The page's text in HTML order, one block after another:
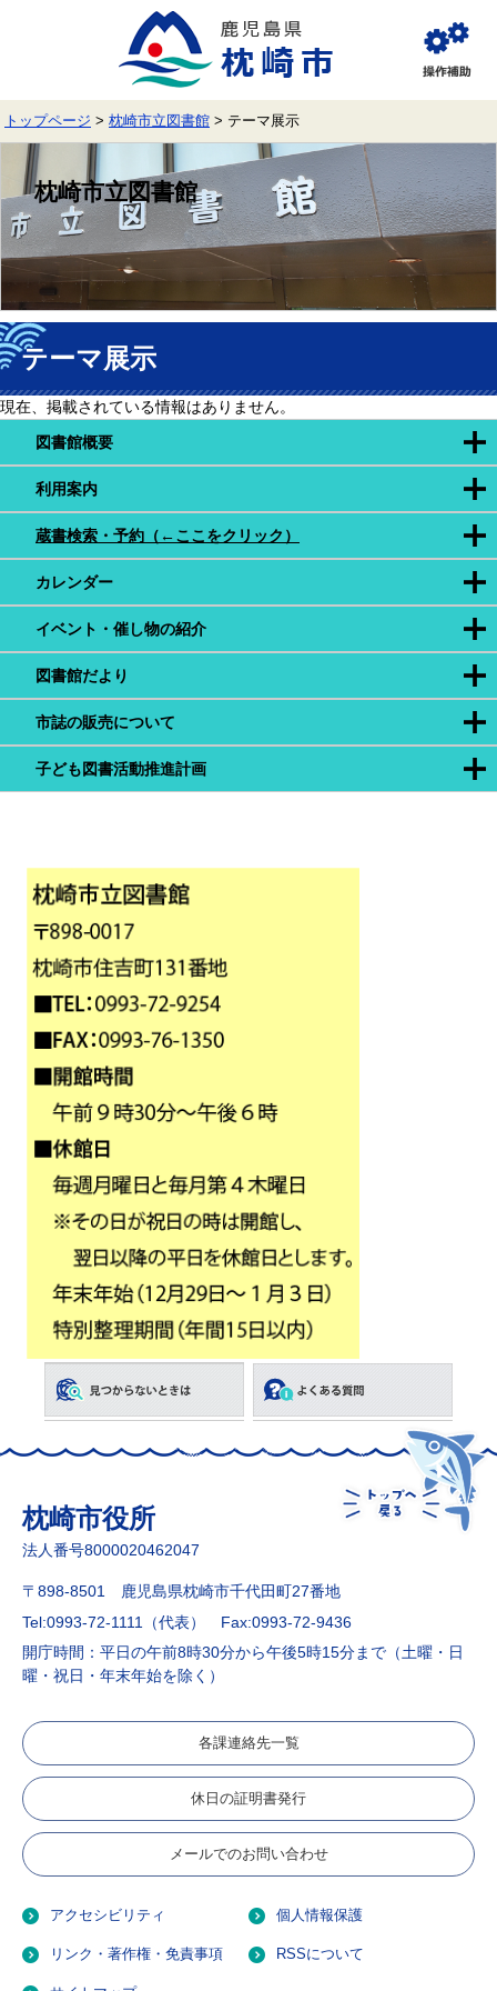
で
す。
ば
し
へ
覧
補
トップページ > 枕崎市立図書館 > テーマ展示
枕崎市立図書館
図書館概要
利用案内
蔵書検索・予約（←ここをクリック）
カレンダー
イベント・催し物の紹介
図書館だより
市誌の販売について
子ども図書活動推進計画
本
文 テーマ展示
現在、掲載されている情報はありません。
枕崎市役所
法人番号8000020462047
〒898-8501 鹿児島県枕崎市千代田町27番地
Tel:0993-72-1111（代表）
Fax:0993-72-9436
開庁時間：平日の午前8時30分から午後5時15分まで（土曜・日
曜・祝日・年末年始を除く）
各課連絡先一覧
休日の証明書発行
メールでのお問い合わせ
アクセシビリティ 個人情報保護
リンク・著作権・免責事項 RSSについて